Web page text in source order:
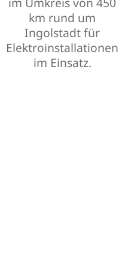
km rund um
Ingolstadt für
Elektroinstallationen
im Einsatz.